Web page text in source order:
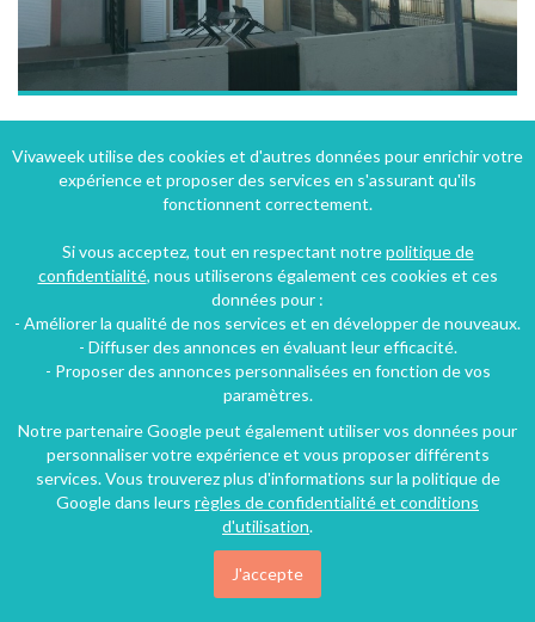
Baie du Mont Saint Michel gite dans domaine arboré à 400 m de la plage proche de Granville
Saint-Pair-sur-Mer (20 km), Manche, Basse-Normandie, Normandie, France
Vivaweek utilise des cookies et d'autres données pour enrichir votre
expérience et proposer des services en s'assurant qu'ils
fonctionnent correctement.
Si vous acceptez, tout en respectant notrepolitique de
confidentialité, nous utiliserons également ces cookies et ces
données pour :
- Améliorer la qualité de nos services et en développer de nouveaux.
- Diffuser des annonces en évaluant leur efficacité.
- Proposer des annonces personnalisées en fonction de vos
paramètres.
Notre partenaire Google peut également utiliser vos données pour
personnaliser votre expérience et vous proposer différents
services. Vous trouverez plus d'informations sur la politique de
Google dans leurs règles de confidentialité et conditions
d'utilisation.
J'accepte